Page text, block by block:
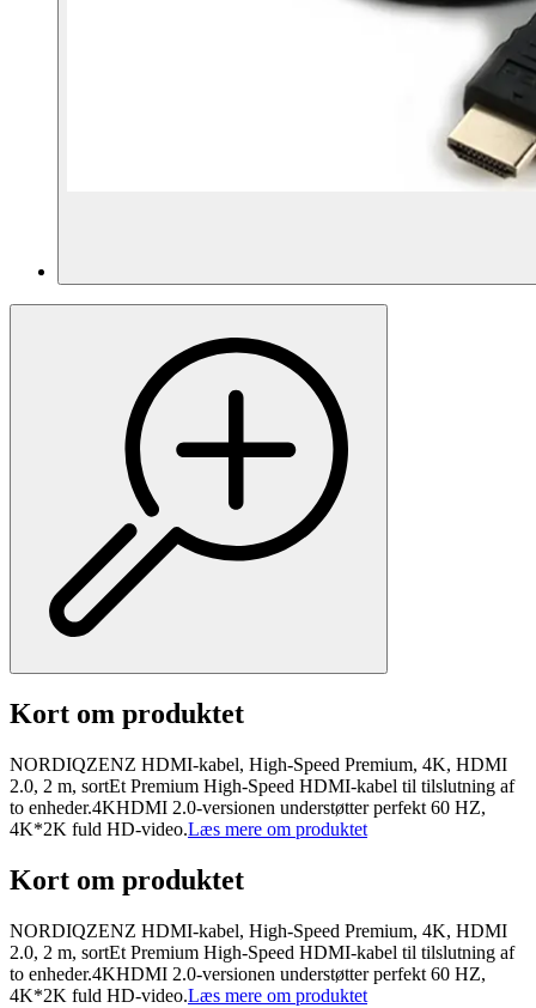
Kort om produktet
NORDIQZENZ HDMI-kabel, High-Speed Premium, 4K, HDMI
2.0, 2 m, sortEt Premium High-Speed HDMI-kabel til tilslutning af
to enheder.4KHDMI 2.0-versionen understøtter perfekt 60 HZ,
4K*2K fuld HD-video.Læs mere om produktet
Kort om produktet
NORDIQZENZ HDMI-kabel, High-Speed Premium, 4K, HDMI
2.0, 2 m, sortEt Premium High-Speed HDMI-kabel til tilslutning af
to enheder.4KHDMI 2.0-versionen understøtter perfekt 60 HZ,
4K*2K fuld HD-video.Læs mere om produktet